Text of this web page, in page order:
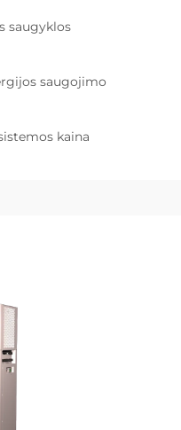
saugyklos
saugojimo
kaina